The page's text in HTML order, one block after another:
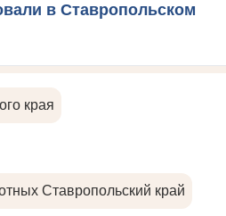
в Ставропольском
края
Ставропольский край